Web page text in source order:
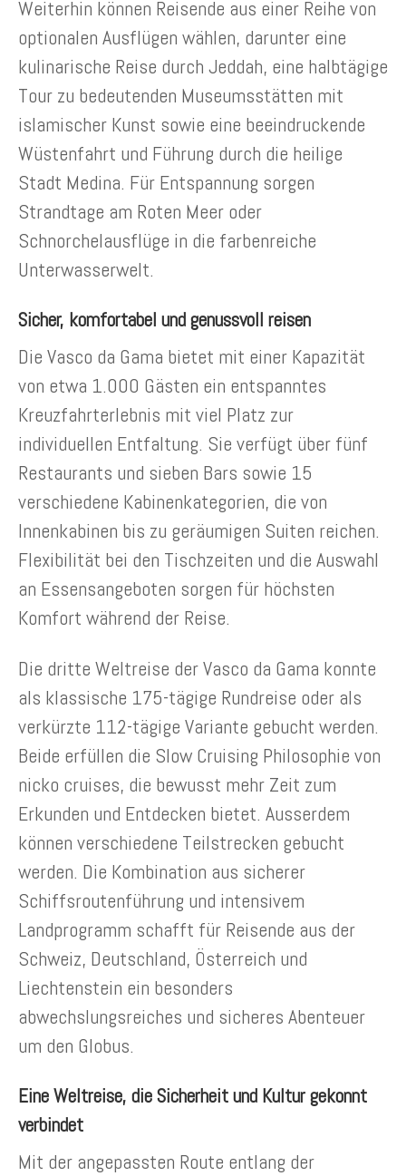
Weiterhin können Reisende aus einer Reihe von
optionalen Ausflügen wählen, darunter eine
kulinarische Reise durch Jeddah, eine halbtägige
Tour zu bedeutenden Museumsstätten mit
islamischer Kunst sowie eine beeindruckende
Wüstenfahrt und Führung durch die heilige
Stadt Medina. Für Entspannung sorgen
Strandtage am Roten Meer oder
Schnorchelausflüge in die farbenreiche
Unterwasserwelt.
Sicher, komfortabel und genussvoll reisen
Die Vasco da Gama bietet mit einer Kapazität
von etwa 1.000 Gästen ein entspanntes
Kreuzfahrterlebnis mit viel Platz zur
individuellen Entfaltung. Sie verfügt über fünf
Restaurants und sieben Bars sowie 15
verschiedene Kabinenkategorien, die von
Innenkabinen bis zu geräumigen Suiten reichen.
Flexibilität bei den Tischzeiten und die Auswahl
an Essensangeboten sorgen für höchsten
Komfort während der Reise.
Die dritte Weltreise der Vasco da Gama konnte
als klassische 175-tägige Rundreise oder als
verkürzte 112-tägige Variante gebucht werden.
Beide erfüllen die Slow Cruising Philosophie von
nicko cruises, die bewusst mehr Zeit zum
Erkunden und Entdecken bietet. Ausserdem
können verschiedene Teilstrecken gebucht
werden. Die Kombination aus sicherer
Schiffsroutenführung und intensivem
Landprogramm schafft für Reisende aus der
Schweiz, Deutschland, Österreich und
Liechtenstein ein besonders
abwechslungsreiches und sicheres Abenteuer
um den Globus.
Eine Weltreise, die Sicherheit und Kultur gekonnt
verbindet
Mit der angepassten Route entlang der